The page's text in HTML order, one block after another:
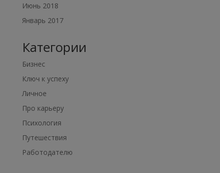
Июнь 2018
Январь 2017
Категории
Бизнес
Ключ к успеху
Личное
Про карьеру
Психология
Путешествия
Работодателю